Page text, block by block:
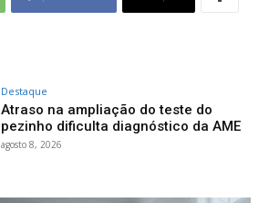
Destaque
Atraso na ampliação do teste do
pezinho dificulta diagnóstico da AME
agosto 8, 2026